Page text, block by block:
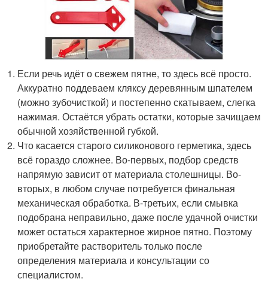
Если речь идёт о свежем пятне, то здесь всё просто.
Аккуратно поддеваем кляксу деревянным шпателем
(можно зубочисткой) и постепенно скатываем, слегка
нажимая. Остаётся убрать остатки, которые зачищаем
обычной хозяйственной губкой.
Что касается старого силиконового герметика, здесь
всё гораздо сложнее. Во-первых, подбор средств
напрямую зависит от материала столешницы. Во-
вторых, в любом случае потребуется финальная
механическая обработка. В-третьих, если смывка
подобрана неправильно, даже после удачной очистки
может остаться характерное жирное пятно. Поэтому
приобретайте растворитель только после
определения материала и консультации со
специалистом.